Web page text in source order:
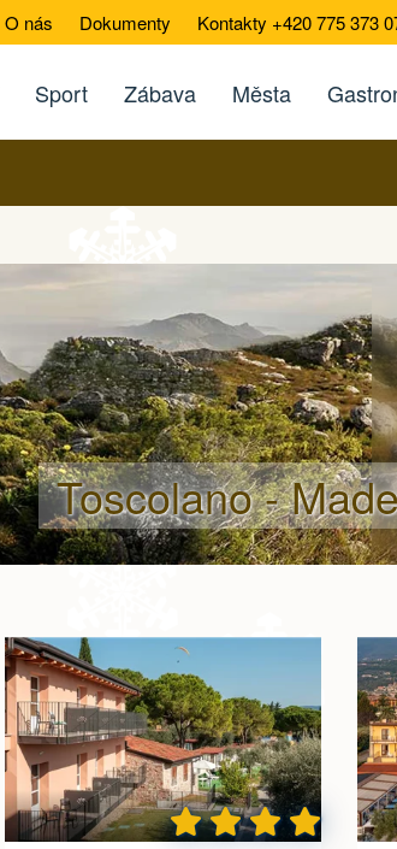
O nás Dokumenty Kontakty +420 775 373
Sport Zábava Města
Toscolano -